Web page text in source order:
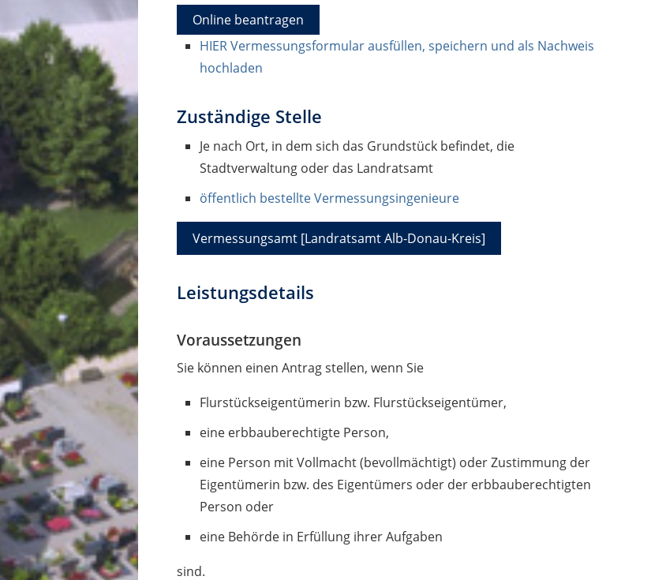
Online beantragen
HIER Vermessungsformular ausfüllen, speichern und als Nachweis
hochladen
Zuständige Stelle
Je nach Ort, in dem sich das Grundstück befindet, die
Stadtverwaltung oder das Landratsamt
öffentlich bestellte Vermessungsingenieure
Vermessungsamt [Landratsamt Alb-Donau-Kreis]
Leistungsdetails
Voraussetzungen
Sie können einen Antrag stellen, wenn Sie
Flurstückseigentümerin bzw. Flurstückseigentümer,
eine erbbauberechtigte Person,
eine Person mit Vollmacht (bevollmächtigt) oder Zustimmung der
Eigentümerin bzw. des Eigentümers oder der erbbauberechtigten
Person oder
eine Behörde in Erfüllung ihrer Aufgaben
sind.